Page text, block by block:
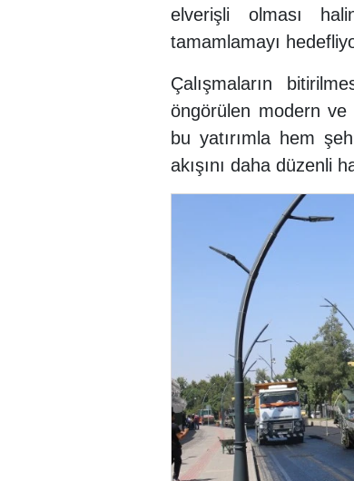
elverişli olması
tamamlamayı
Çalışmaların
öngörülen modern ve
bu yatırımla hem
akışını daha düzenli